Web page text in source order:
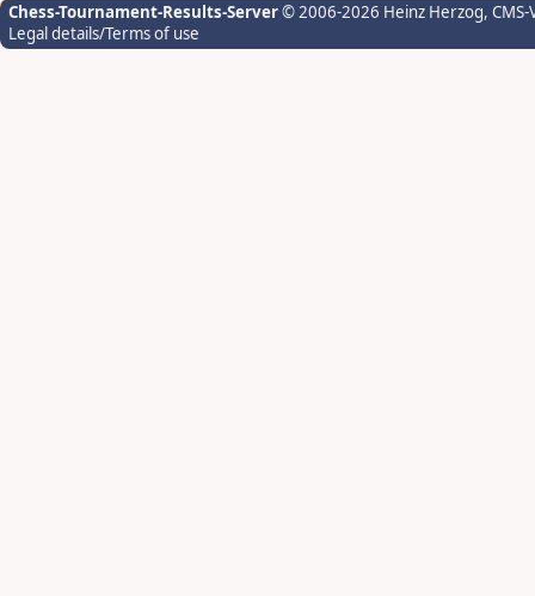
Chess-Tournament-Results-Server© 2006-2026 Heinz Herzog,
Legal details/Terms of use